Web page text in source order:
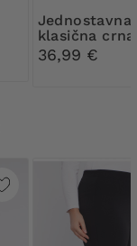
Jednostavna
klasična crna
suknja
36,99 €